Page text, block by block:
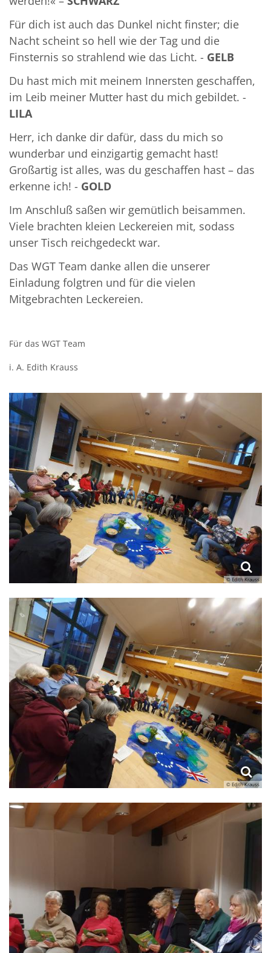
Für dich ist auch das Dunkel nicht finster; die
Nacht scheint so hell wie der Tag und die
Finsternis so strahlend wie das Licht. - GELB
Du hast mich mit meinem Innersten geschaffen,
im Leib meiner Mutter hast du mich gebildet. -
LILA
Herr, ich danke dir dafür, dass du mich so
wunderbar und einzigartig gemacht hast!
Großartig ist alles, was du geschaffen hast – das
erkenne ich! - GOLD
Im Anschluß saßen wir gemütlich beisammen.
Viele brachten kleien Leckereien mit, sodass
unser Tisch reichgedeckt war.
Das WGT Team danke allen die unserer
Einladung folgtren und für die vielen
Mitgebrachten Leckereien.
Für das WGT Team
i. A. Edith Krauss
© Edith Krauss
© Edith Krauss